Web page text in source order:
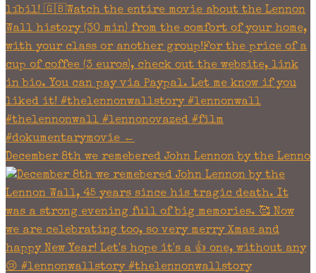
December 8th we remebered John Lennon by the Lenno